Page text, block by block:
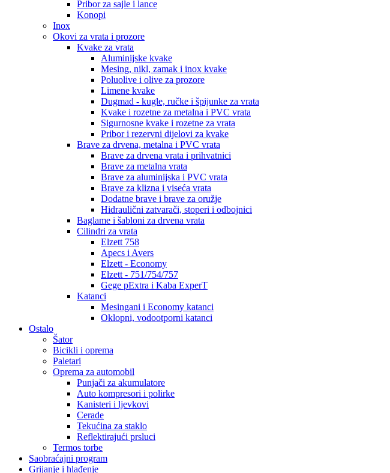
Pribor za sajle i lance
Konopi
Inox
Okovi za vrata i prozore
Kvake za vrata
Aluminijske kvake
Mesing, nikl, zamak i inox kvake
Poluolive i olive za prozore
Limene kvake
Dugmad - kugle, ručke i špijunke za vrata
Kvake i rozetne za metalna i PVC vrata
Sigurnosne kvake i rozetne za vrata
Pribor i rezervni dijelovi za kvake
Brave za drvena, metalna i PVC vrata
Brave za drvena vrata i prihvatnici
Brave za metalna vrata
Brave za aluminijska i PVC vrata
Brave za klizna i viseća vrata
Dodatne brave i brave za oružje
Hidraulični zatvarači, stoperi i odbojnici
Baglame i šabloni za drvena vrata
Cilindri za vrata
Elzett 758
Apecs i Avers
Elzett - Economy
Elzett - 751/754/757
Gege pExtra i Kaba ExperT
Katanci
Mesingani i Economy katanci
Oklopni, vodootporni katanci
Ostalo
Šator
Bicikli i oprema
Paletari
Oprema za automobil
Punjači za akumulatore
Auto kompresori i polirke
Kanisteri i ljevkovi
Cerade
Tekućina za staklo
Reflektirajući prsluci
Termos torbe
Saobraćajni program
Grijanje i hlađenje